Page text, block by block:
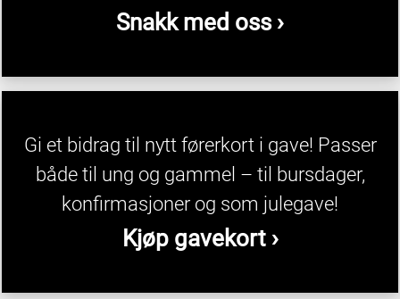
Snakk med oss ›
Gi et bidrag til nytt førerkort i gave! Passer
både til ung og gammel – til bursdager,
konfirmasjoner og som julegave!
Kjøp gavekort ›